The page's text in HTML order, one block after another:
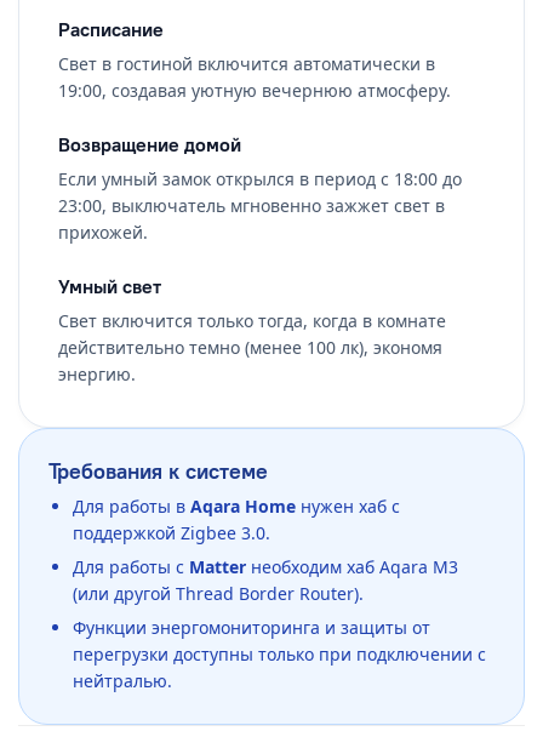
Расписание
Свет в гостиной включится автоматически в
19:00, создавая уютную вечернюю атмосферу.
Возвращение домой
Если умный замок открылся в период с 18:00 до
23:00, выключатель мгновенно зажжет свет в
прихожей.
Умный свет
Свет включится только тогда, когда в комнате
действительно темно (менее 100 лк), экономя
энергию.
Требования к системе
Для работы в Aqara Home нужен хаб с
поддержкой Zigbee 3.0.
Для работы с Matter необходим хаб Aqara M3
(или другой Thread Border Router).
Функции энергомониторинга и защиты от
перегрузки доступны только при подключении с
нейтралью.